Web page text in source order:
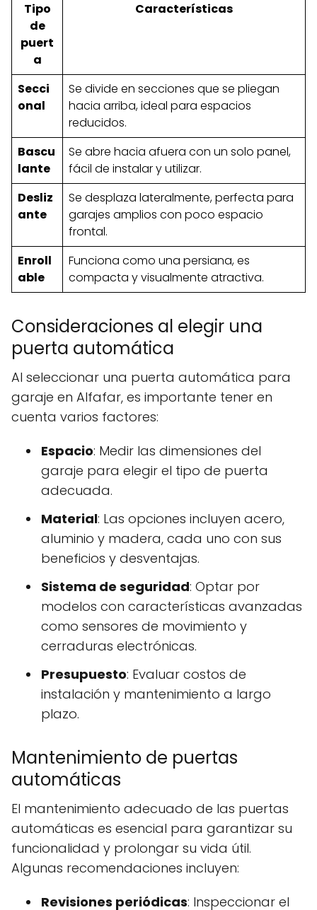
Tipo
de
puert
a
Características
Secci
onal
Se divide en secciones que se pliegan
hacia arriba, ideal para espacios
reducidos.
Bascu
lante
Se abre hacia afuera con un solo panel,
fácil de instalar y utilizar.
Desliz
ante
Se desplaza lateralmente, perfecta para
garajes amplios con poco espacio
frontal.
Enroll
able
Funciona como una persiana, es
compacta y visualmente atractiva.
Consideraciones al elegir una
puerta automática
Al seleccionar una puerta automática para
garaje en Alfafar, es importante tener en
cuenta varios factores:
Espacio: Medir las dimensiones del
garaje para elegir el tipo de puerta
adecuada.
Material: Las opciones incluyen acero,
aluminio y madera, cada uno con sus
beneficios y desventajas.
Sistema de seguridad: Optar por
modelos con características avanzadas
como sensores de movimiento y
cerraduras electrónicas.
Presupuesto: Evaluar costos de
instalación y mantenimiento a largo
plazo.
Mantenimiento de puertas
automáticas
El mantenimiento adecuado de las puertas
automáticas es esencial para garantizar su
funcionalidad y prolongar su vida útil.
Algunas recomendaciones incluyen:
Revisiones periódicas: Inspeccionar el